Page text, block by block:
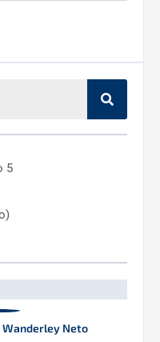
(PDI)
5
Wanderley Neto